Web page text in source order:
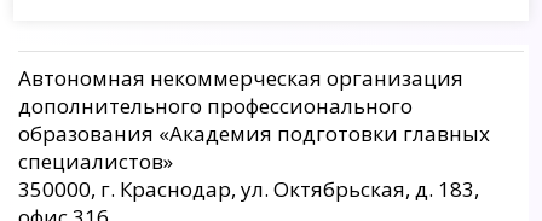
Автономная некоммерческая организация
дополнительного профессионального
образования «Академия подготовки главных
специалистов»
350000, г. Краснодар, ул. Октябрьская, д. 183,